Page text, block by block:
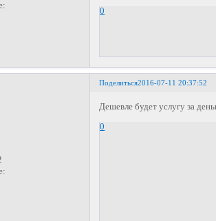
0
Поделиться2016-07-11 20:37:52
Дешевле будет услугу за
0